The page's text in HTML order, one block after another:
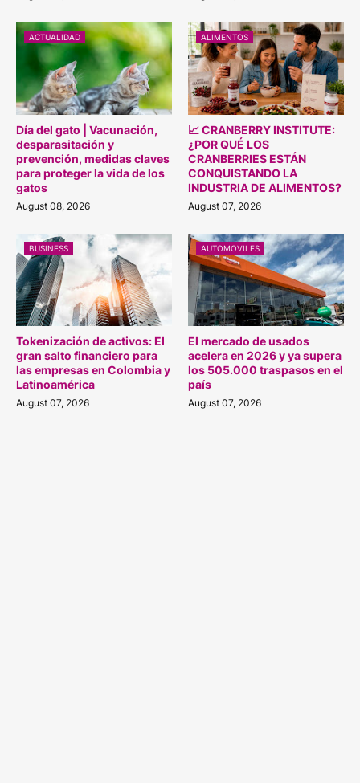
ACTUALIDAD
Día del gato | Vacunación,
desparasitación y
prevención, medidas claves
para proteger la vida de los
gatos
August 08, 2026
ALIMENTOS
📈 CRANBERRY INSTITUTE:
¿POR QUÉ LOS
CRANBERRIES ESTÁN
CONQUISTANDO LA
INDUSTRIA DE ALIMENTOS?
August 07, 2026
BUSINESS
Tokenización de activos: El
gran salto financiero para
las empresas en Colombia y
Latinoamérica
August 07, 2026
AUTOMOVILES
El mercado de usados
acelera en 2026 y ya supera
los 505.000 traspasos en el
país
August 07, 2026